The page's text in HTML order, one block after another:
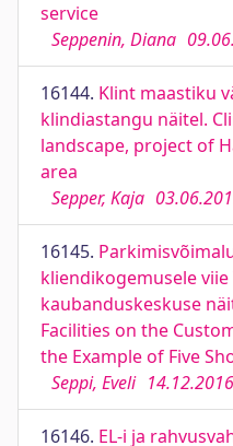
service
Seppenin, Diana
16144. Klint maastiku
klindiastangu näitel.
landscape, project of
area
Sepper, Kaja
16145.
kliendikogemusele viie
kaubanduskeskuse
Facilities on the
the Example of Five
Seppi, Eveli 14.12.2016
16146. EL-i ja